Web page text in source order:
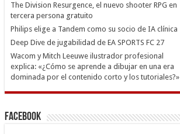
The Division Resurgence, el nuevo shooter RPG en
tercera persona gratuito
Philips elige a Tandem como su socio de IA clínica
Deep Dive de jugabilidad de EA SPORTS FC 27
Wacom y Mitch Leeuwe ilustrador profesional
explica: «¿Cómo se aprende a dibujar en una era
dominada por el contenido corto y los tutoriales?»
Facebook